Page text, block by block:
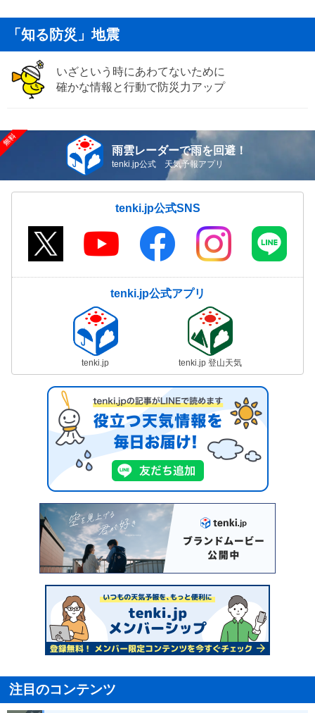
「知る防災」地震
いざという時にあわてないために
確かな情報と行動で防災力アップ
雨雲レーダーで雨を回避！
tenki.jp公式 天気予報アプリ
tenki.jp公式SNS
tenki.jp公式アプリ
tenki.jp tenki.jp 登山天気
注目のコンテンツ